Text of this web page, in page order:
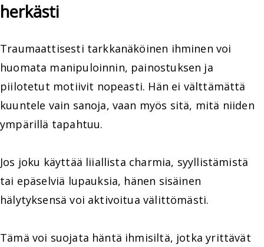
herkästi
Traumaattisesti tarkkanäköinen ihminen voi
huomata manipuloinnin, painostuksen ja
piilotetut motiivit nopeasti. Hän ei välttämättä
kuuntele vain sanoja, vaan myös sitä, mitä niiden
ympärillä tapahtuu.
Jos joku käyttää liiallista charmia, syyllistämistä
tai epäselviä lupauksia, hänen sisäinen
hälytyksensä voi aktivoitua välittömästi.
Tämä voi suojata häntä ihmisiltä, jotka yrittävät